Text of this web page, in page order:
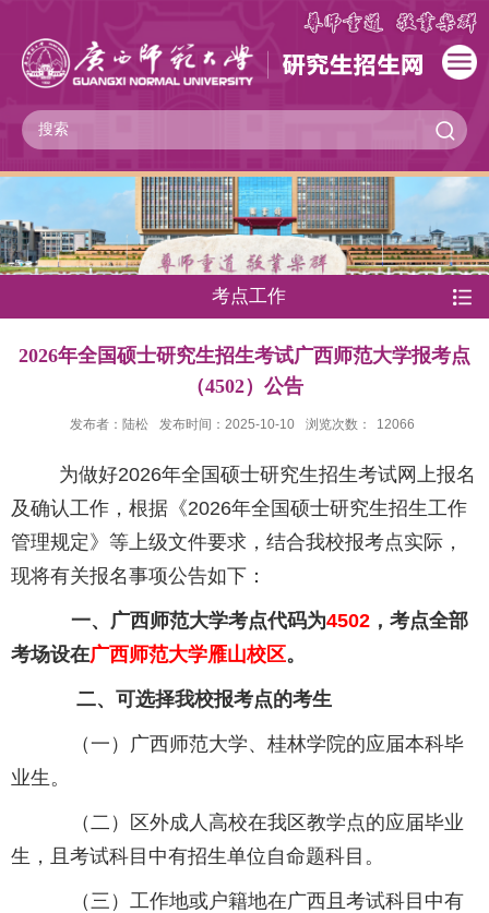
考点工作
2026年全国硕士研究生招生考试广西师范大学报考点
（4502）公告
发布者：陆松 发布时间：2025-10-10 浏览次数： 12066
为做好2026年全国硕士研究生招生考试网上报名
及确认工作，根据《2026年全国硕士研究生招生工作
管理规定》等上级文件要求，结合我校报考点实际，
现将有关报名事项公告如下：
一、广西师范大学考点代码为4502 ，考点全部
考场设在广西师范大学雁山校区。
二、可选择我校报考点的考生
（一）广西师范大学、桂林学院的应届本科毕
业生。
（二）区外成人高校在我区教学点的应届毕业
生，且考试科目中有招生单位自命题科目。
（三）工作地或户籍地在广西且考试科目中有